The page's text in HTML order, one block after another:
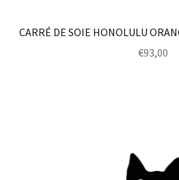
CARRÉ DE SOIE HONOLULU
€93,00